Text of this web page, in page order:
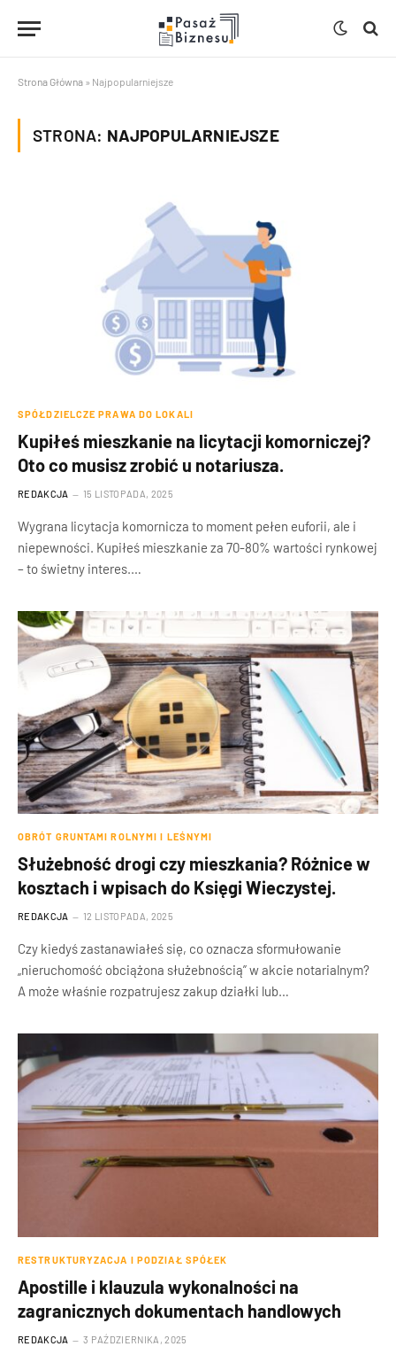
Strona Główna » Najpopularniejsze
STRONA: NAJPOPULARNIEJSZE
SPÓŁDZIELCZE PRAWA DO LOKALI
Kupiłeś mieszkanie na licytacji komorniczej?
Oto co musisz zrobić u notariusza.
REDAKCJA 15 LISTOPADA, 2025
Wygrana licytacja komornicza to moment pełen euforii, ale i
niepewności. Kupiłeś mieszkanie za 70-80% wartości rynkowej
– to świetny interes.…
OBRÓT GRUNTAMI ROLNYMI I LEŚNYMI
Służebność drogi czy mieszkania? Różnice w
kosztach i wpisach do Księgi Wieczystej.
REDAKCJA 12 LISTOPADA, 2025
Czy kiedyś zastanawiałeś się, co oznacza sformułowanie
„nieruchomość obciążona służebnością” w akcie notarialnym?
A może właśnie rozpatrujesz zakup działki lub…
RESTRUKTURYZACJA I PODZIAŁ SPÓŁEK
Apostille i klauzula wykonalności na
zagranicznych dokumentach handlowych
REDAKCJA 3 PAŹDZIERNIKA, 2025